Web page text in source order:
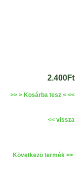
2.400Ft
>> > Kosárba tesz < <<
<< vissza
Következö termék >>